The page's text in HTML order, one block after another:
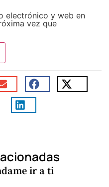
electrónico y web en
vez que
ir a ti